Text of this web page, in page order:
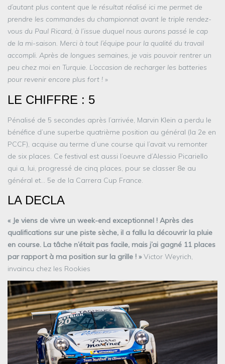
d’autant plus content que le résultat réalisé ici me permet de
prendre les commandes du championnat avant le triple rendez-
vous du Paul Ricard, à l’issue duquel nous aurons passé le cap
de la mi-saison. Merci à tout l’équipe pour la qualité du travail
accompli. Après de longues semaines, je vais pouvoir rentrer un
peu chez moi en Turquie. L’occasion de recharger les batteries
pour revenir encore plus fort ! »
LE CHIFFRE : 5
Pénalisé de 5 secondes après l’arrivée, Marvin Klein a perdu le
bénéfice d’une superbe quatrième position au général (la 2e en
PCCF), acquise au terme d’une course qui l’avait vu remonter
de six places. Ce festival est aussi l’oeuvre d’Alessio Picariello
qui a, lui, progressé de cinq places, pour se classer 8e au
général et… 5e de la Carrera Cup France.
LA DECLA
« Je viens de vivre un week-end exceptionnel ! Après des
qualifications sur une piste sèche, il a fallu la découvrir la pluie
en course. La tâche n’était pas facile, mais j’ai gagné 11 places
par rapport à ma position sur la grille ! »Victor Weyrich,
invaincu chez les Rookies